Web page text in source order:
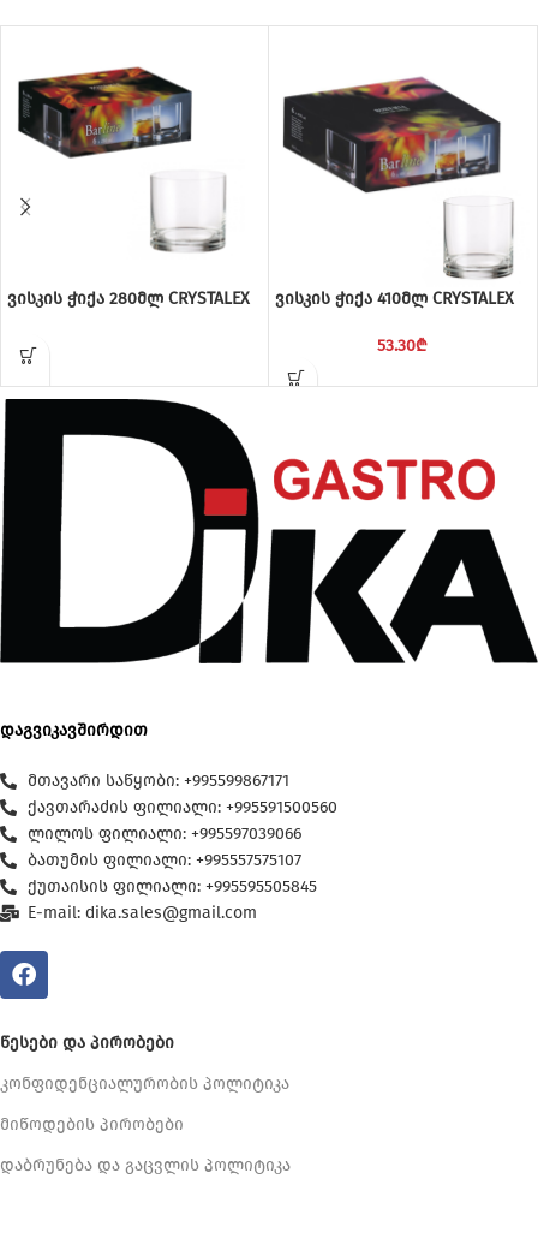
ვისკის ჭიქა 280მლ CRYSTALEX ვისკის ჭიქა 410მლ CRYSTALEX
53.30₾
დაგვიკავშირდით
მთავარი საწყობი: +995599867171
ქავთარაძის ფილიალი: +995591500560
ლილოს ფილიალი: +995597039066
ბათუმის ფილიალი: +995557575107
ქუთაისის ფილიალი: +995595505845
E-mail: dika.sales@gmail.com
ᲬᲔᲡᲔᲑᲘ ᲓᲐ ᲞᲘᲠᲝᲑᲔᲑᲘ
კონფიდენციალურობის პოლიტიკა
მიწოდების პირობები
დაბრუნება და გაცვლის პოლიტიკა